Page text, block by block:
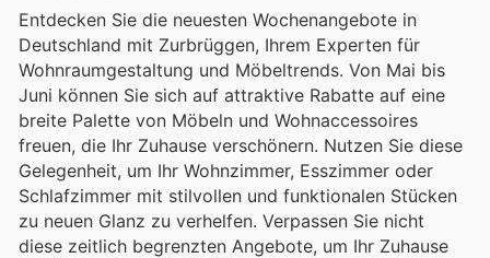
Entdecken Sie die neuesten Wochenangebote in
Deutschland mit Zurbrüggen, Ihrem Experten für
Wohnraumgestaltung und Möbeltrends. Von Mai bis
Juni können Sie sich auf attraktive Rabatte auf eine
breite Palette von Möbeln und Wohnaccessoires
freuen, die Ihr Zuhause verschönern. Nutzen Sie diese
Gelegenheit, um Ihr Wohnzimmer, Esszimmer oder
Schlafzimmer mit stilvollen und funktionalen Stücken
zu neuen Glanz zu verhelfen. Verpassen Sie nicht
diese zeitlich begrenzten Angebote, um Ihr Zuhause